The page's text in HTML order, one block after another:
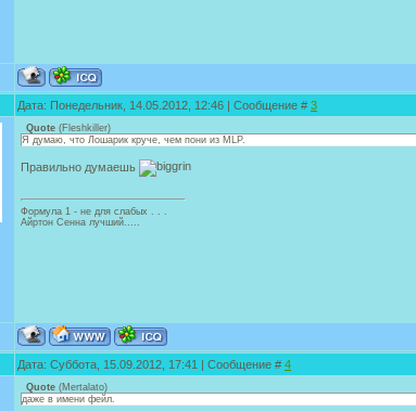
Дата: Понедельник, 14.05.2012, 12:46 | Сообщение # 3
Quote (Fleshkiller)
Я думаю, что Лошарик круче, чем пони из MLP.
Правильно думаешь
Формула 1 - не для слабых . . .
Айртон Сенна лучший.....
Дата: Суббота, 15.09.2012, 17:41 | Сообщение # 4
Quote (Mertalato)
даже в имени фейл.